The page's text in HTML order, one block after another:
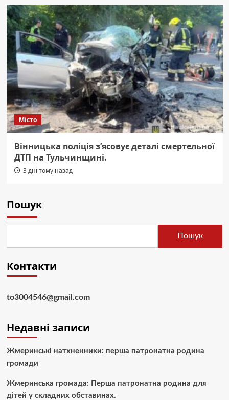
Місто
Вінницька поліція з’ясовує деталі смертельної
ДТП на Тульчинщині.
3 дні тому назад
Пошук
Пошук
Контакти
to3004546@gmail.com
Недавні записи
Жмеринські натхненники: перша патронатна родина
громади
Жмеринська громада: Перша патронатна родина для
дітей у складних обставинах.